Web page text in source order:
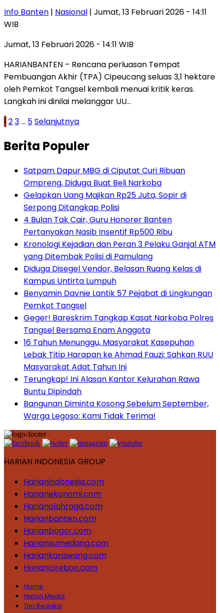
Info Banten | Nasional | Jumat, 13 Februari 2026 - 14:11
WIB
Jumat, 13 Februari 2026 - 14:11 WIB
HARIANBANTEN – Rencana perluasan Tempat
Pembuangan Akhir (TPA) Cipeucang seluas 3,1 hektare
oleh Pemkot Tangsel kembali menuai kritik keras.
Langkah ini dinilai melanggar UU…
Paginasi
1 23… 5Selanjutnya
Berita Populer
Satpam Dapur MBG di Ciputat Curi Ribuan
Ompreng, Diduga Buat Beli Narkoba
Gelapkan Uang Majikan Rp25 Juta, Sopir di
Serpong Ditangkap Polisi
4 Bulan Tak Cair, Guru Honorer Banten
Pertanyakan Nasib Insentif Rp500 Ribu
Kronologi Kejadian dan Peran 3 Pelaku Ganjal ATM
yang Ditembak Polisi di Pamulang
Diduga Disegel Vendor, Belasan Ruang Kelas di
Kampus Untirta Lumpuh
Benyamin Davnie Lantik 57 Pejabat di Lingkungan
Pemkot Tangsel
Geger! Bareskrim Tangkap Kasat Narkoba Polres
Tangsel Bersama Enam Anggota
16 Tahun Menunggu, Masyarakat Kasepuhan
Lebak Titip Harapan ke Ahmad Fauzi: Sahkan RUU
Masyarakat Adat Tahun Ini
Terungkap! Ini Alasan Kantor Kelurahan Rawa
Buntu Dipindah
Bangunan Diminta Kosong Sebelum September,
Warga Legoso: Kami Tidak Terima!
HARIAN INDONESIA GROUP
Harianindonesia.com
Harianekonomi.com
Harianolahraga.com
Harianbanten.com
Harianbogor.com
Hariansumedang.com
Hariankarawang.com
Hariancirebon.com
Home
Histori Media
Tim Redaksi